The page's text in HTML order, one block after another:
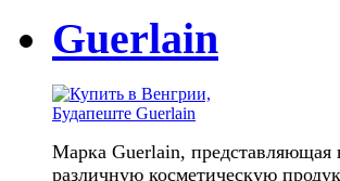
Guerlain
Марка Guerlain, представляющая
различную косметическую